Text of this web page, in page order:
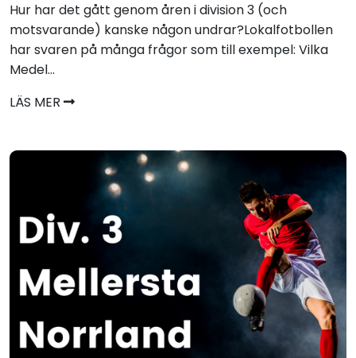
Hur har det gått genom åren i division 3 (och
motsvarande) kanske någon undrar?Lokalfotbollen
har svaren på många frågor som till exempel: Vilka
Medel...
LÄS MER